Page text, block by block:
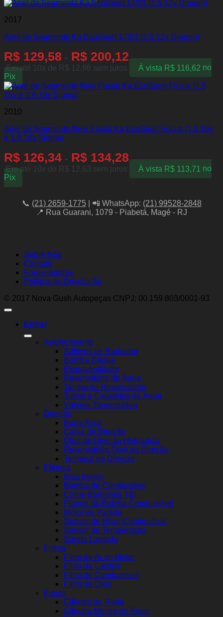
2017
Anel de Segmento Ka EcoSport 17/21 (1.5 12v Dragon)
R$ 129,58 - R$ 200,12
Em até 10x de R$ 12,96 sem juros À vista R$116,62 no
Pix
2010
Anel de Segmento New Fiesta Ka EcoSport Focus (1.5 16v
e 1.6 16v Sigma)
R$ 126,34 - R$ 134,28
Em até 10x de R$ 12,63 sem juros À vista R$113,71 no
Pix
📞 (21) 2659-1775| 📲 WhatsApp: (21) 99528-2848
📍 Rua Guarani, 1079 - Piabetá, Magé - RJ
Sobre Nós
Contato
Fornecedores
Política de Devolução
© 2017 Nova Gush Autopeças CNPJ: 00.159.803/0001-93
Entrar
Arrefecimento
Aditivos de Radiador
Bomba Dágua
Eletroventilador
Reservatório de Água
Tampa do Reservatório
Tubos e Cavaletes de Água
Válvula Termostática
Direção
Barra Axial
Caixa de Direção
Óleo de Direção Hidráulica
Reservatório Óleo de Direção
Terminal de Direção
Elétrica
Bico Injetor
Bomba de Combustível
Corpo Borboleta TBI
Flange da Bomba Combustível
Motor de Partida
Sensor de Nível Combustível
Sensor de Temperatura
Sonda Lambda
Filtros
Filtro de Ar do Motor
Filtro de Cabine
Filtro de Combustível
Filtro de Óleo
Freios
Cilindro de Roda
Cilindro Mestre de Freio